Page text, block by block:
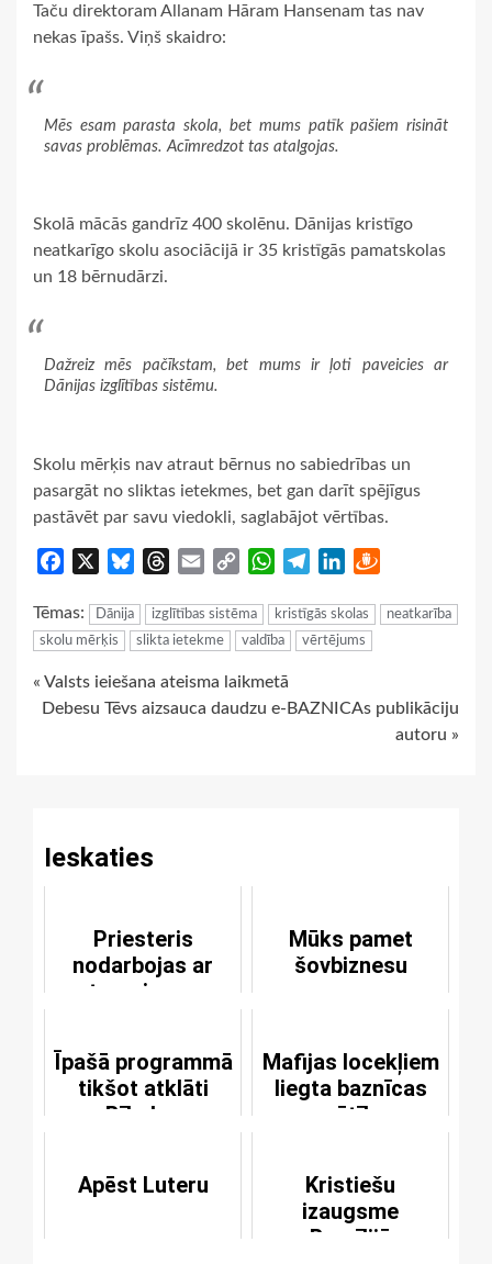
Taču direktoram Allanam Hāram Hansenam tas nav
nekas īpašs. Viņš skaidro:
Mēs esam parasta skola, bet mums patīk pašiem risināt
savas problēmas. Acīmredzot tas atalgojas.
Skolā mācās gandrīz 400 skolēnu. Dānijas kristīgo
neatkarīgo skolu asociācijā ir 35 kristīgās pamatskolas
un 18 bērnudārzi.
Dažreiz mēs pačīkstam, bet mums ir ļoti paveicies ar
Dānijas izglītības sistēmu.
Skolu mērķis nav atraut bērnus no sabiedrības un
pasargāt no sliktas ietekmes, bet gan darīt spējīgus
pastāvēt par savu viedokli, saglabājot vērtības.
Facebook BlueskyThreads
Email
Copy
WhatsApp
TelegramLinkedIn
Tēmas: Dānija izglītības sistēma kristīgās skolas
neatkarība
skolu mērķis
slikta ietekme valdība vērtējums
Continue
« Valsts ieiešana ateisma laikmetā
Debesu Tēvs aizsauca daudzu e-BAZNICAs publikāciju
autoru »
Ieskaties
Priesteris
nodarbojas ar
sutenerismu un
Mūks pamet
šovbiznesu
Īpašā programmā
tikšot atklāti
Bībeles
Mafijas locekļiem
liegta baznīcas
svētība
Apēst Luteru
Kristiešu
izaugsme
Brazīlijā